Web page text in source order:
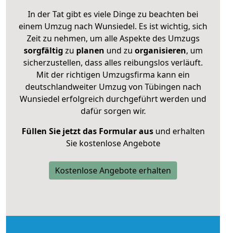
In der Tat gibt es viele Dinge zu beachten bei
einem Umzug nach Wunsiedel. Es ist wichtig, sich
Zeit zu nehmen, um alle Aspekte des Umzugs
sorgfältig zu planen und zu organisieren, um
sicherzustellen, dass alles reibungslos verläuft.
Mit der richtigen Umzugsfirma kann ein
deutschlandweiter Umzug von Tübingen nach
Wunsiedel erfolgreich durchgeführt werden und
dafür sorgen wir.
Füllen Sie jetzt das Formular ausund erhalten
Sie kostenlose Angebote
Kostenlose Angebote erhalten